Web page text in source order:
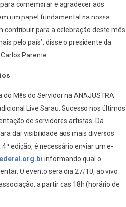
comemorar e agradecer aos
um papel fundamental na nossa
contribuir para a celebração deste mês
pelo país”, disse o presidente da
Parente.
Mês do Servidor na ANAJUSTRA
Live Sarau. Sucesso nos últimos
de servidores artistas. Da
dar visibilidade aos mais diversos
edição, é necessário enviar um e-
informando qual o
O evento será dia 27/10, ao vivo
a partir das 18h (horário de